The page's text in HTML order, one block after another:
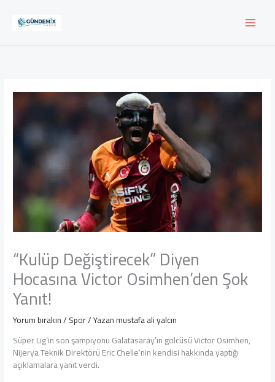
“Kulüp Değiştirecek” Diyen
Hocasına Victor Osimhen’den Şok
Yanıt!
Yorum bırakın/Spor/ Yazanmustafa ali yalcın
Süper Lig’in son şampiyonu Galatasaray’ın golcüsü Victor Osimhen,
Nijerya Teknik Direktörü Eric Chelle’nin kendisi hakkında yaptığı
açıklamalara yanıt verdi.